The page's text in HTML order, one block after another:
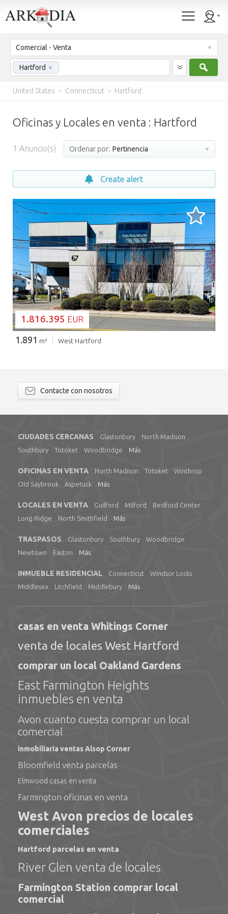
Comercial - Venta
Hartford ×
United States > Connecticut > Hartford
Oficinas y Locales en venta : Hartford
1 Anuncio(s) Ordenar por: Pertinencia
Create alert
CARGANDO...
1.816.395 EUR
1.891 m² West Hartford
Contacte con nosotros
CIUDADES CERCANAS Glastonbury
North Madison
Southbury
Totoket Woodbridge Más
OFICINAS EN VENTA North Madison Totoket
Winthrop
Old Saybrook
Aspetuck Más
LOCALES EN VENTA Guilford Milford
Bedford Center
Long Ridge
North Smithfield Más
TRASPASOS Glastonbury Southbury
Woodbridge
Newtown
Easton Más
INMUEBLE RESIDENCIAL Connecticut
Windsor Locks
Middlesex
Litchfield Middlebury Más
casas en venta Whitings Corner
venta de locales West Hartford
comprar un local Oakland Gardens
East Farmington Heights
inmuebles en venta
Avon cuanto cuesta comprar un local
comercial
inmobiliaria ventas Alsop Corner
Bloomfield venta parcelas
Elmwood casas en venta
Farmington oficinas en venta
West Avon precios de locales
comerciales
Hartford parcelas en venta
River Glen venta de locales
Farmington Station comprar local
comercial